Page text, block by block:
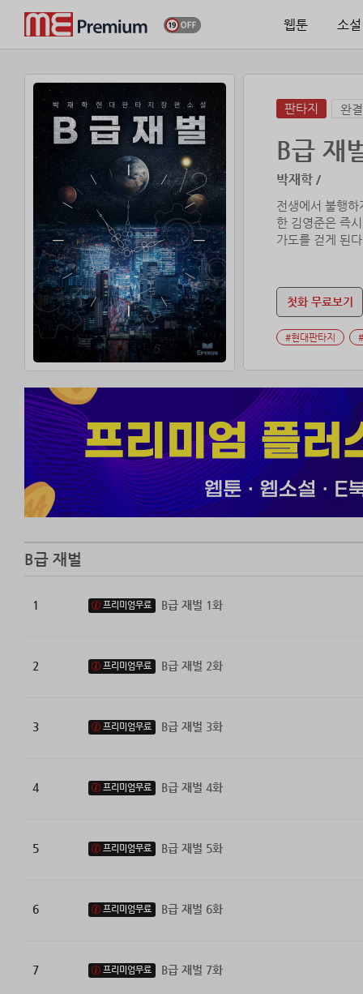
웹툰 소설
판타지 완결
B급 재
박재학 /
전생에서 불행
한 김영준은 즉
가도를 걷게 된
첫화 무료보기
#현대판타지
B급 재벌
1 프리미엄무료 B급 재벌 1화
2 프리미엄무료 B급 재벌 2화
3 프리미엄무료 B급 재벌 3화
4 프리미엄무료 B급 재벌 4화
5 프리미엄무료 B급 재벌 5화
6 프리미엄무료 B급 재벌 6화
7 프리미엄무료 B급 재벌 7화